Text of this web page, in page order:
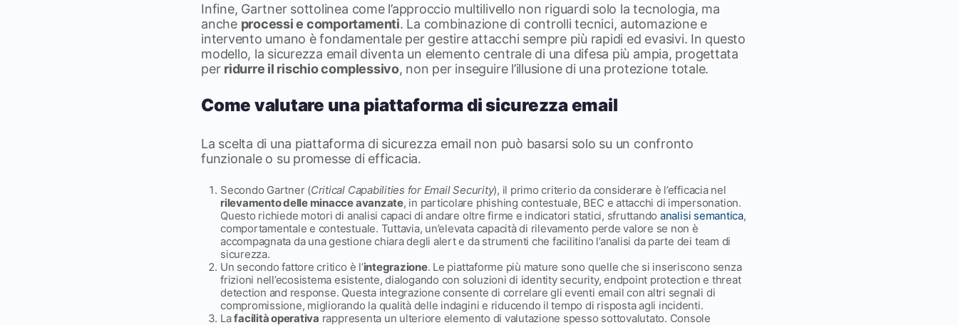
Infine, Gartner sottolinea come l’approccio multilivello non riguardi solo la tecnologia, ma
anche processi e comportamenti. La combinazione di controlli tecnici, automazione e
intervento umano è fondamentale per gestire attacchi sempre più rapidi ed evasivi. In questo
modello, la sicurezza email diventa un elemento centrale di una difesa più ampia, progettata
per ridurre il rischio complessivo, non per inseguire l’illusione di una protezione totale.
Come valutare una piattaforma di sicurezza email
La scelta di una piattaforma di sicurezza email non può basarsi solo su un confronto
funzionale o su promesse di efficacia.
Secondo Gartner (Critical Capabilities for Email Security), il primo criterio da considerare è l’efficacia nel
rilevamento delle minacce avanzate, in particolare phishing contestuale, BEC e attacchi di impersonation.
Questo richiede motori di analisi capaci di andare oltre firme e indicatori statici, sfruttando analisi semantica,
comportamentale e contestuale. Tuttavia, un’elevata capacità di rilevamento perde valore se non è
accompagnata da una gestione chiara degli alert e da strumenti che facilitino l’analisi da parte dei team di
sicurezza.
Un secondo fattore critico è l’integrazione. Le piattaforme più mature sono quelle che si inseriscono senza
frizioni nell’ecosistema esistente, dialogando con soluzioni di identity security, endpoint protection e threat
detection and response. Questa integrazione consente di correlare gli eventi email con altri segnali di
compromissione, migliorando la qualità delle indagini e riducendo il tempo di risposta agli incidenti.
Lafacilità operativa rappresenta un ulteriore elemento di valutazione spesso sottovalutato. Console